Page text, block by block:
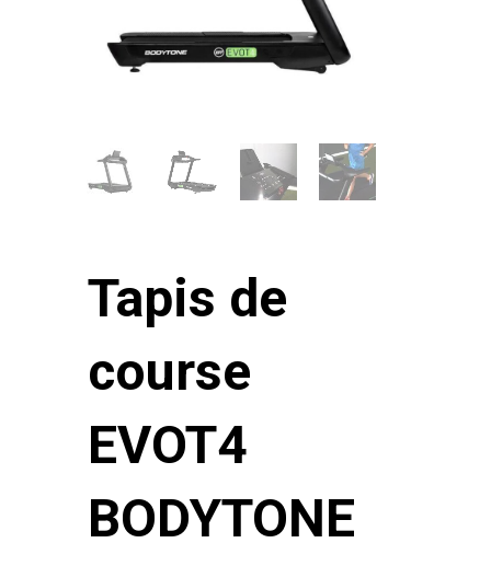
Tapis de
course
EVOT4
BODYTONE